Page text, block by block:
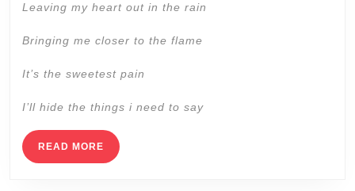
Leaving my heart out in the rain
Bringing me closer to the flame
It’s the sweetest pain
I’ll hide the things i need to say
READ MORE READ
MORE